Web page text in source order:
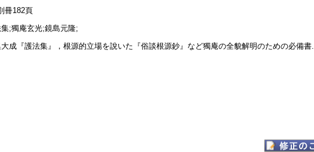
冊182頁
;獨庵玄光;鏡島元隆;
成『護法集』，根源的立場を說いた『俗談根源鈔』など獨庵の全貌解明のための必備書.